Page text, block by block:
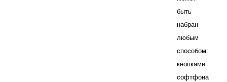
быть
набран
любым
способом:
кнопками
софтфона